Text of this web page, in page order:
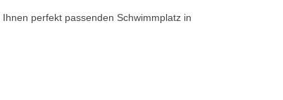
perfekt passenden Schwimmplatz in